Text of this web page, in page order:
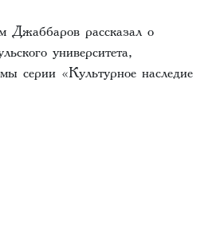
Джаббаров рассказал о
университета,
серии «Культурное наследие